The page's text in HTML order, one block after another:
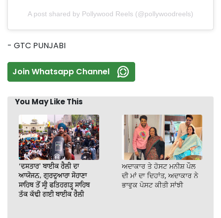
A post shared by Pollywood Reels (@pollywoodreels)
- GTC PUNJABI
Join Whatsapp Channel
You May Like This
‘ਦਸਤਾਰ’ ਬਾਈਕ ਰੈਲੀ ਦਾ
ਆਯੋਜਨ, ਗੁਰਦੁਆਰਾ ਸੋਹਾਣਾ
ਸਾਹਿਬ ਤੋਂ ਸ੍ਰੀ ਫਤਿਹਗੜ੍ਹ ਸਾਹਿਬ
ਤੱਕ ਕੱਢੀ ਗਈ ਬਾਈਕ ਰੈਲੀ
ਅਦਾਕਾਰ ਤੇ ਹੋਸਟ ਮਨੀਸ਼ ਪੌਲ
ਦੀ ਮਾਂ ਦਾ ਦਿਹਾਂਤ, ਅਦਾਕਾਰ ਨੇ
ਭਾਵੁਕ ਪੋਸਟ ਕੀਤੀ ਸਾਂਝੀ